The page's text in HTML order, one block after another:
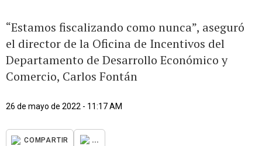
“Estamos fiscalizando como nunca”, aseguró
el director de la Oficina de Incentivos del
Departamento de Desarrollo Económico y
Comercio, Carlos Fontán
26 de mayo de 2022 - 11:17 AM
COMPARTIR ...